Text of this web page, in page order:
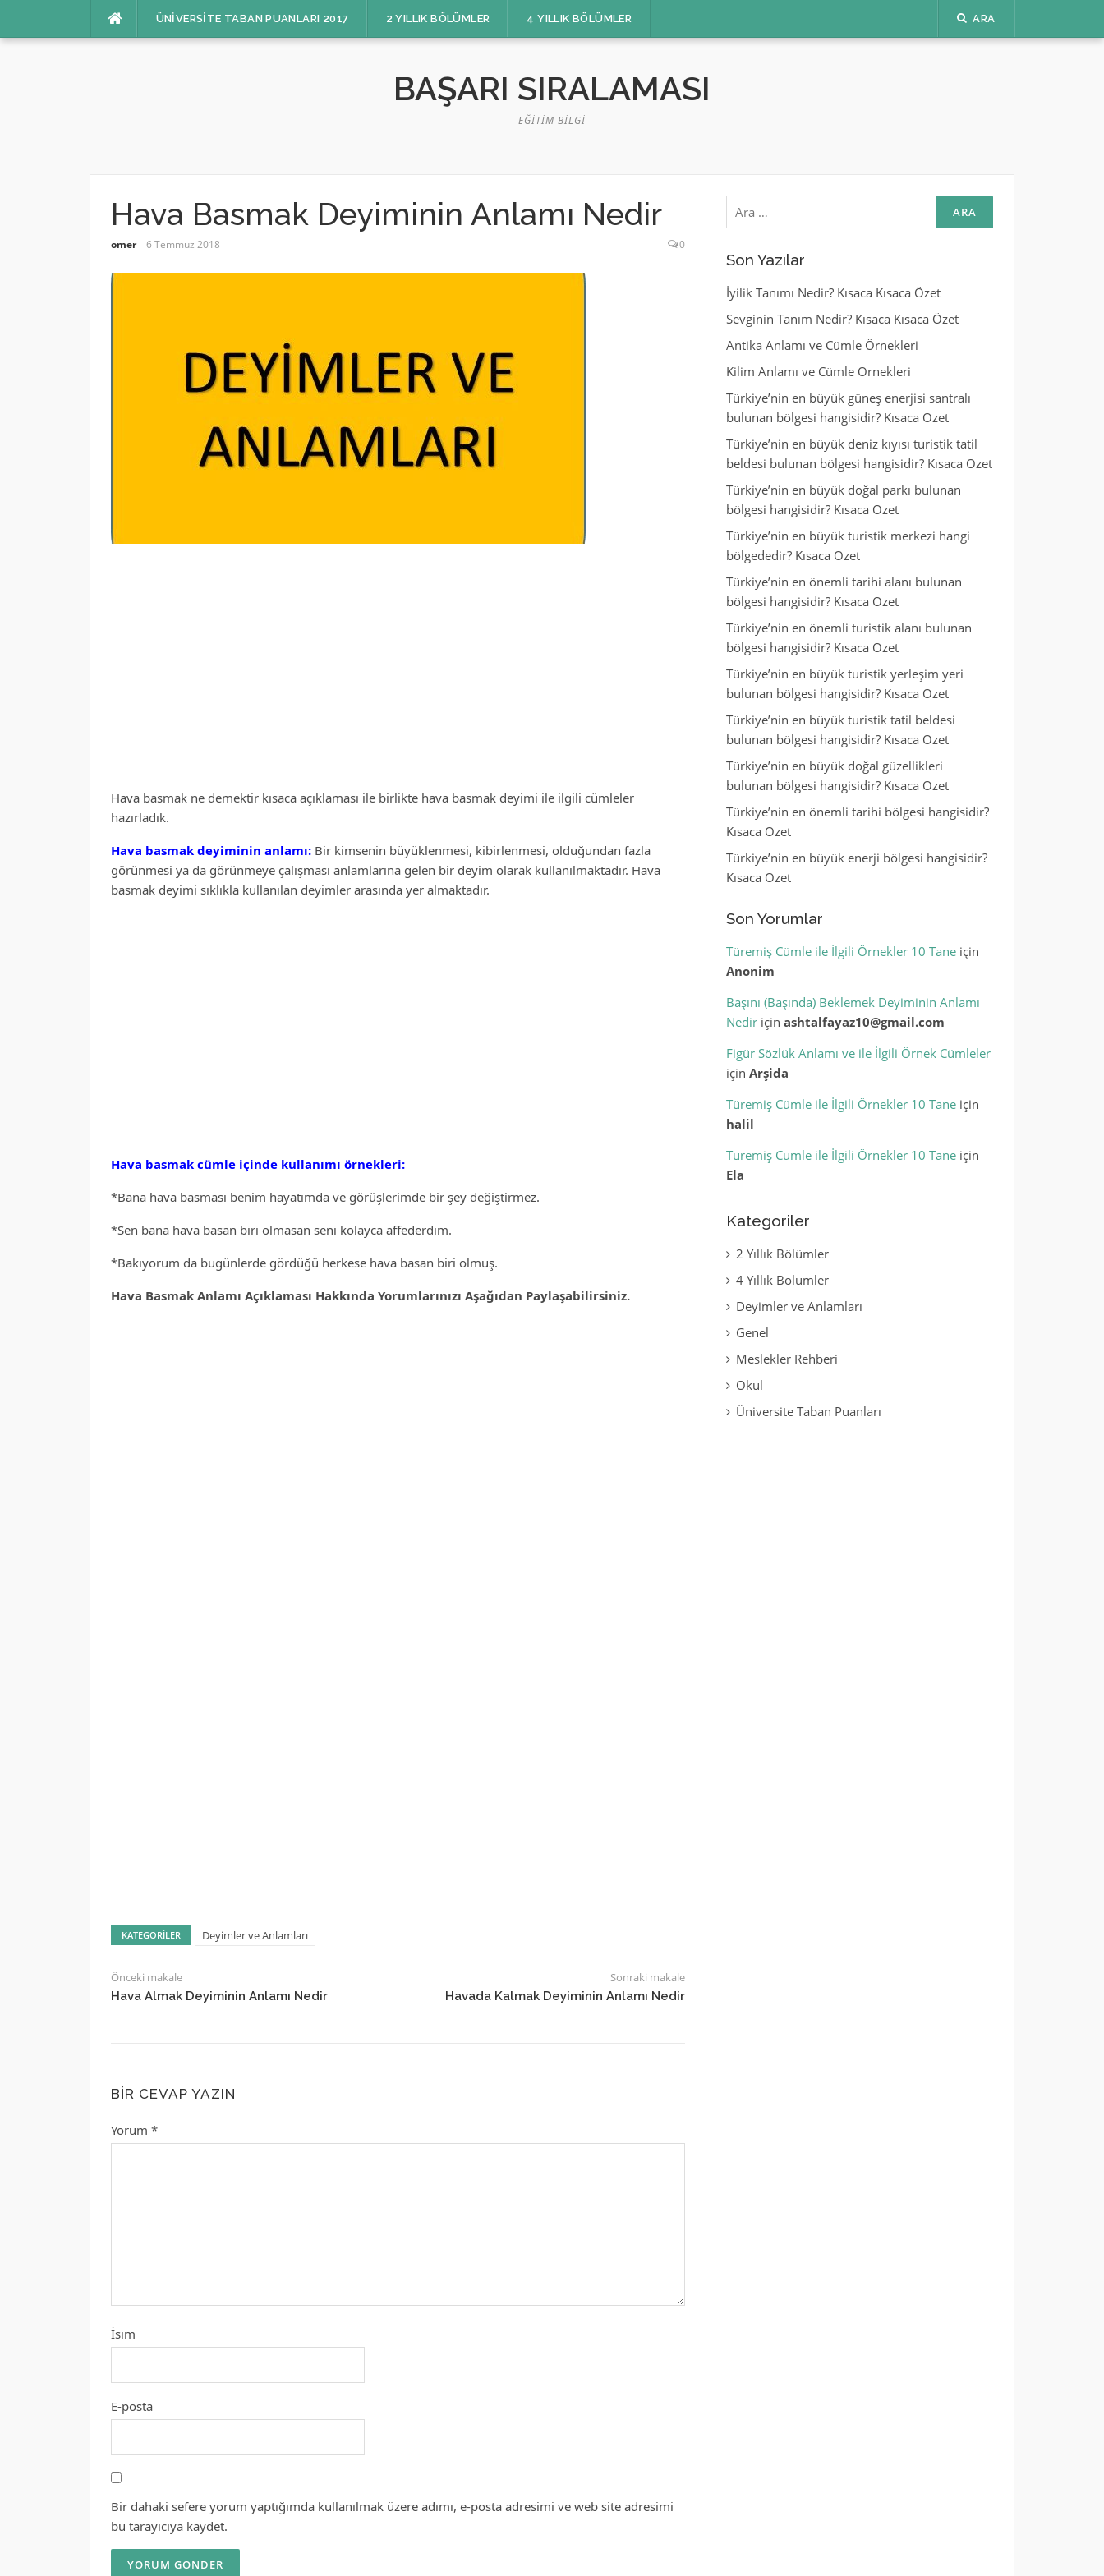
ÜNIVERSITE TABAN PUANLARI 2017 2 YILLIK BÖLÜMLER 4 YILLIK BÖLÜMLER ARA
BAŞARI SIRALAMASI
EĞITIM BILGI
Hava Basmak Deyiminin Anlamı Nedir
omer 6 Temmuz 2018 0
Hava basmak ne demektir kısaca açıklaması ile birlikte hava basmak deyimi ile ilgili cümleler
hazırladık.
Hava basmak deyiminin anlamı: Bir kimsenin büyüklenmesi, kibirlenmesi, olduğundan fazla
görünmesi ya da görünmeye çalışması anlamlarına gelen bir deyim olarak kullanılmaktadır. Hava
basmak deyimi sıklıkla kullanılan deyimler arasında yer almaktadır.
Hava basmak cümle içinde kullanımı örnekleri:
*Bana hava basması benim hayatımda ve görüşlerimde bir şey değiştirmez.
*Sen bana hava basan biri olmasan seni kolayca affederdim.
*Bakıyorum da bugünlerde gördüğü herkese hava basan biri olmuş.
Hava Basmak Anlamı Açıklaması Hakkında Yorumlarınızı Aşağıdan Paylaşabilirsiniz.
KATEGORILER Deyimler ve Anlamları
Önceki makale
Hava Almak Deyiminin Anlamı Nedir
Sonraki makale
Havada Kalmak Deyiminin Anlamı Nedir
BIR CEVAP YAZIN
Yorum *
İsim
E-posta
Bir dahaki sefere yorum yaptığımda kullanılmak üzere adımı, e-posta adresimi ve web site adresimi
bu tarayıcıya kaydet.
Arama:
Son Yazılar
İyilik Tanımı Nedir? Kısaca Kısaca Özet
Sevginin Tanım Nedir? Kısaca Kısaca Özet
Antika Anlamı ve Cümle Örnekleri
Kilim Anlamı ve Cümle Örnekleri
Türkiye’nin en büyük güneş enerjisi santralı
bulunan bölgesi hangisidir? Kısaca Özet
Türkiye’nin en büyük deniz kıyısı turistik tatil
beldesi bulunan bölgesi hangisidir? Kısaca Özet
Türkiye’nin en büyük doğal parkı bulunan
bölgesi hangisidir? Kısaca Özet
Türkiye’nin en büyük turistik merkezi hangi
bölgededir? Kısaca Özet
Türkiye’nin en önemli tarihi alanı bulunan
bölgesi hangisidir? Kısaca Özet
Türkiye’nin en önemli turistik alanı bulunan
bölgesi hangisidir? Kısaca Özet
Türkiye’nin en büyük turistik yerleşim yeri
bulunan bölgesi hangisidir? Kısaca Özet
Türkiye’nin en büyük turistik tatil beldesi
bulunan bölgesi hangisidir? Kısaca Özet
Türkiye’nin en büyük doğal güzellikleri
bulunan bölgesi hangisidir? Kısaca Özet
Türkiye’nin en önemli tarihi bölgesi hangisidir?
Kısaca Özet
Türkiye’nin en büyük enerji bölgesi hangisidir?
Kısaca Özet
Son Yorumlar
Türemiş Cümle ile İlgili Örnekler 10 Taneiçin
Anonim
Başını (Başında) Beklemek Deyiminin Anlamı
Nediriçin ashtalfayaz10@gmail.com
Figür Sözlük Anlamı ve ile İlgili Örnek Cümleler
için Arşida
Türemiş Cümle ile İlgili Örnekler 10 Taneiçin
halil
Türemiş Cümle ile İlgili Örnekler 10 Taneiçin
Ela
Kategoriler
2 Yıllık Bölümler
4 Yıllık Bölümler
Deyimler ve Anlamları
Genel
Meslekler Rehberi
Okul
Üniversite Taban Puanları